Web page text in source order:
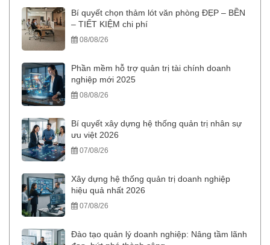
Bí quyết chọn thảm lót văn phòng ĐẸP – BỀN
– TIẾT KIỆM chi phí
08/08/26
Phần mềm hỗ trợ quản trị tài chính doanh
nghiệp mới 2025
08/08/26
Bí quyết xây dựng hệ thống quản trị nhân sự
ưu việt 2026
07/08/26
Xây dựng hệ thống quản trị doanh nghiệp
hiệu quả nhất 2026
07/08/26
Đào tạo quản lý doanh nghiệp: Nâng tầm lãnh